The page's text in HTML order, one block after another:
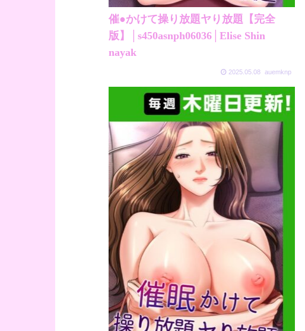
催●かけて操り放題ヤり放題【完全
版】│s450asnph06036│Elise Shin
nayak
2025.05.08 auemknp